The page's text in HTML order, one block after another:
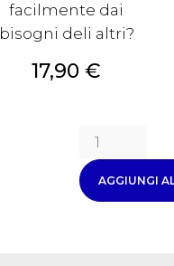
facilmente dai
bisogni deli altri?
Prezzo
17,90 €
AGGIUNGI